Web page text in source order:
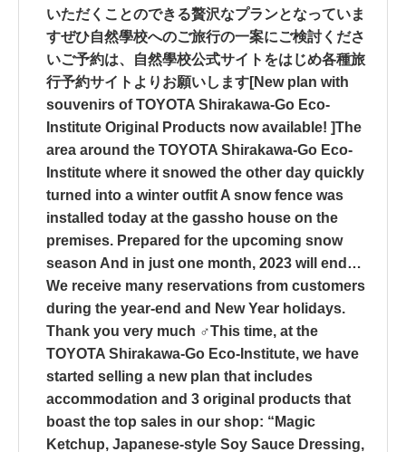
いただくことのできる贅沢なプランとなっていま
すぜひ自然學校へのご旅行の一案にご検討くださ
いご予約は、自然學校公式サイトをはじめ各種旅
行予約サイトよりお願いします[New plan with
souvenirs of TOYOTA Shirakawa-Go Eco-
Institute Original Products now available! ]The
area around the TOYOTA Shirakawa-Go Eco-
Institute where it snowed the other day quickly
turned into a winter outfit A snow fence was
installed today at the gassho house on the
premises. Prepared for the upcoming snow
season And in just one month, 2023 will end…
We receive many reservations from customers
during the year-end and New Year holidays.
Thank you very much ‍♂️This time, at the
TOYOTA Shirakawa-Go Eco-Institute, we have
started selling a new plan that includes
accommodation and 3 original products that
boast the top sales in our shop: “Magic
Ketchup, Japanese-style Soy Sauce Dressing,